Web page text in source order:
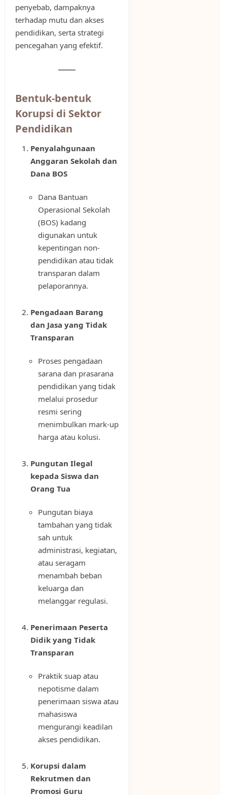
penyebab, dampaknya
terhadap mutu dan akses
pendidikan, serta strategi
pencegahan yang efektif.
Bentuk-bentuk
Korupsi di Sektor
Pendidikan
Penyalahgunaan
Anggaran Sekolah dan
Dana BOS
Dana Bantuan
Operasional Sekolah
(BOS) kadang
digunakan untuk
kepentingan non-
pendidikan atau tidak
transparan dalam
pelaporannya.
Pengadaan Barang
dan Jasa yang Tidak
Transparan
Proses pengadaan
sarana dan prasarana
pendidikan yang tidak
melalui prosedur
resmi sering
menimbulkan mark-up
harga atau kolusi.
Pungutan Ilegal
kepada Siswa dan
Orang Tua
Pungutan biaya
tambahan yang tidak
sah untuk
administrasi, kegiatan,
atau seragam
menambah beban
keluarga dan
melanggar regulasi.
Penerimaan Peserta
Didik yang Tidak
Transparan
Praktik suap atau
nepotisme dalam
penerimaan siswa atau
mahasiswa
mengurangi keadilan
akses pendidikan.
Korupsi dalam
Rekrutmen dan
Promosi Guru